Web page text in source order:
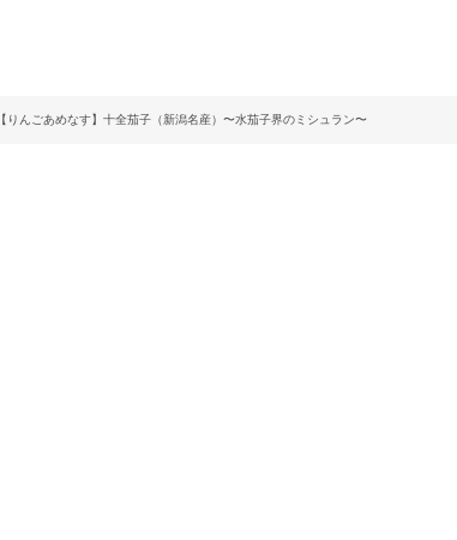
【りんごあめなす】十全茄子（新潟名産）〜水茄子界のミシュラン〜